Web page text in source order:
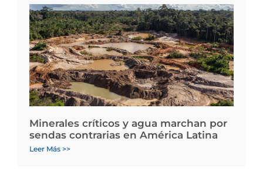
Minerales críticos y agua marchan por
sendas contrarias en América Latina
Leer Más >>